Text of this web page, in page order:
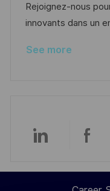
n
Rejoignez-nous
innovants dans un
See more
Share
via
via